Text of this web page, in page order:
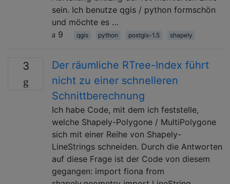
sein. Ich benutze qgis / python formschön
und möchte es …
9
qgis python postgis-1.5 shapely
3
Der räumliche RTree-Index führt
nicht zu einer schnelleren
Schnittberechnung
Ich habe Code, mit dem ich feststelle,
welche Shapely-Polygone / MultiPolygone
sich mit einer Reihe von Shapely-
LineStrings schneiden. Durch die Antworten
auf diese Frage ist der Code von diesem
gegangen: import fiona from